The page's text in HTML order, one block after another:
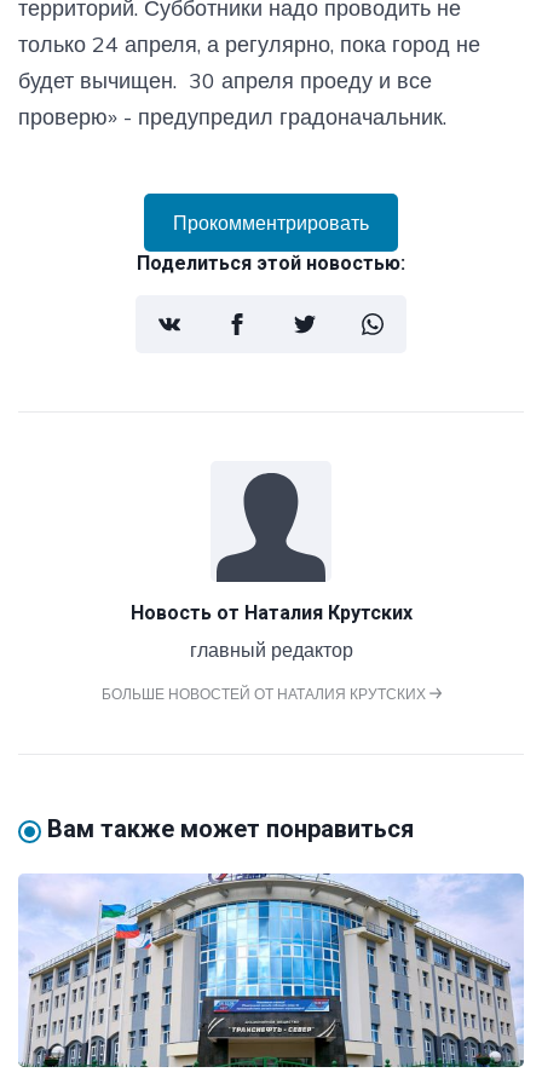
территорий. Субботники надо проводить не
только 24 апреля, а регулярно, пока город не
будет вычищен. 30 апреля проеду и все
проверю» - предупредил градоначальник.
Прокомментрировать
Поделиться этой новостью:
Новость от Наталия Крутских
главный редактор
БОЛЬШЕ НОВОСТЕЙ ОТ НАТАЛИЯ КРУТСКИХ
Вам также может понравиться